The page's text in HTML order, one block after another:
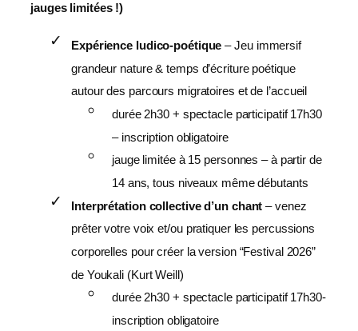
jauges limitées !)
Expérience ludico-poétique– Jeu immersif
grandeur nature & temps d’écriture poétique
autour des parcours migratoires et de l’accueil
durée 2h30 + spectacle participatif 17h30
– inscription obligatoire
jauge limitée à 15 personnes – à partir de
14 ans, tous niveaux même débutants
Interprétation collective d’un chant– venez
prêter votre voix et/ou pratiquer les percussions
corporelles pour créer la version “Festival 2026”
de Youkali (Kurt Weill)
durée 2h30 + spectacle participatif 17h30-
inscription obligatoire